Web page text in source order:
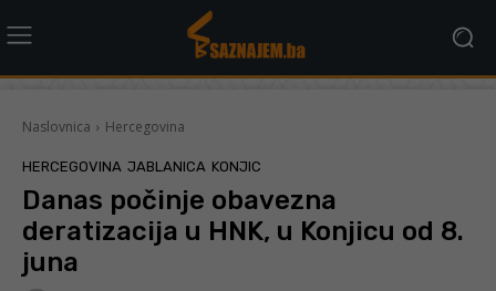
Naslovnica Hercegovina
HERCEGOVINA JABLANICA KONJIC
Danas počinje obavezna
deratizacija u HNK, u Konjicu od 8.
juna